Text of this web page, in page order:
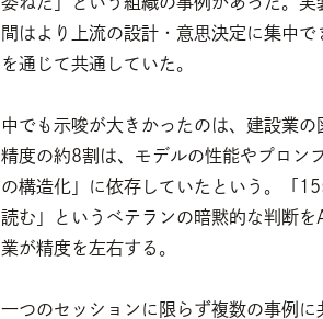
間はより上流の設計・意思決定に集中
を通じて共通していた。
中でも示唆が大きかったのは、建設業
精度の約8割は、モデルの性能やプロン
の構造化」に依存していたという。「
読む」というベテランの暗黙的な判断
業が精度を左右する。
一つのセッションに限らず複数の事例